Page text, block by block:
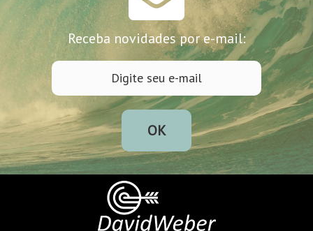
Receba novidades por e-mail:
OK